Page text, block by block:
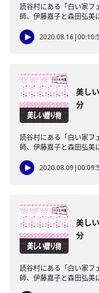
読谷村にある「白い家フ
師、伊藤嘉子と森田弘美
2020.08.16 |
美し
分
読谷村にある「白い家フ
師、伊藤嘉子と森田弘美
2020.08.09 |
美し
分
読谷村にある「白い家フ
師、伊藤嘉子と森田弘美